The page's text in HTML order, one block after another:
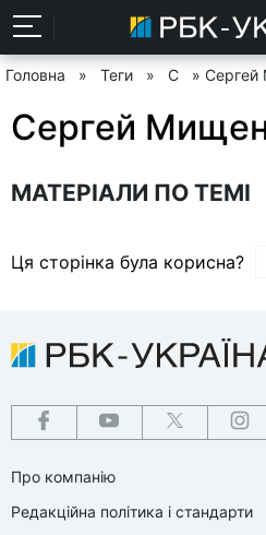
Головна » Теги » С »
Сергей
МАТЕРІАЛИ ПО ТЕМІ
Ця сторінка була корисна?
Про компанію
Редакційна політика і стандарти